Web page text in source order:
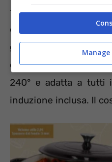
tanti articoli di
conveniente. Un mega
ghisa
dal diametro
coperchio incluso,
240° e adatta a tutti
induzione inclusa. Il